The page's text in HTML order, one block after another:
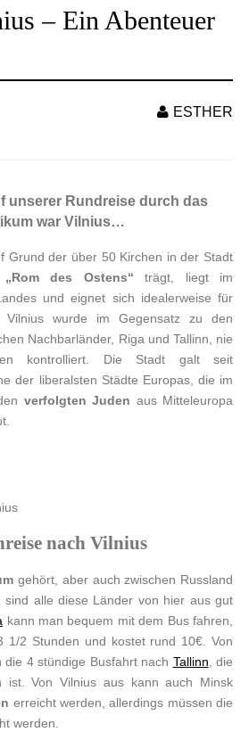
– Ein Abenteuer
ESTHER
unserer Rundreise durch das
war Vilnius…
Grund der über 50 Kirchen in der Stadt
„Rom des Ostens“ trägt, liegt im
und eignet sich idealerweise für
Vilnius wurde im Gegensatz zu den
Nachbarländer, Riga und Tallinn, nie
kontrolliert. Die Stadt galt seit
der liberalsten Städte Europas, die im
verfolgten Juden aus Mitteleuropa
nach Vilnius
gehört, aber auch zwischen Russland
sind alle diese Länder von hier aus gut
kann man bequem mit dem Bus fahren,
1/2 Stunden und kostet rund 10€. Von
4 stündige Busfahrt nach Tallinn , die
ist. Von Vilnius aus kann auch Minsk
erreicht werden, allerdings müssen die
werden.